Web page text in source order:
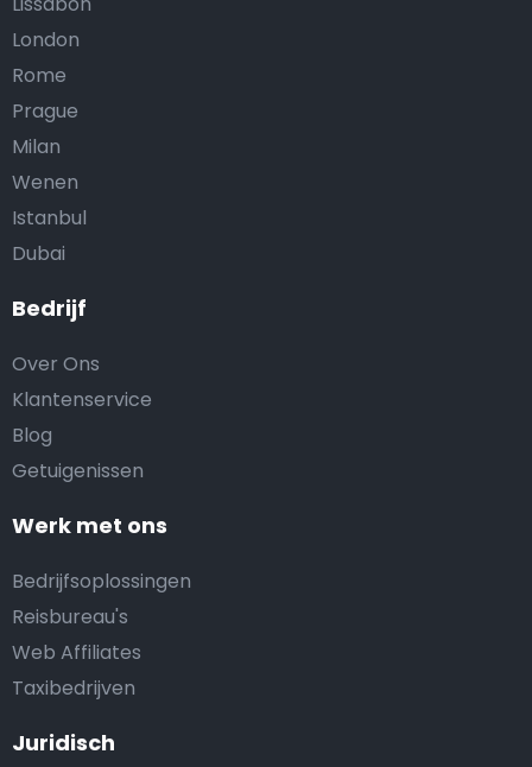
Bedrijf
Over Ons
Klantenservice
Blog
Getuigenissen
Werk met ons
Bedrijfsoplossingen
Reisbureau's
Web Affiliates
Taxibedrijven
Juridisch
London
Rome
Prague
Milan
Wenen
Istanbul
Dubai